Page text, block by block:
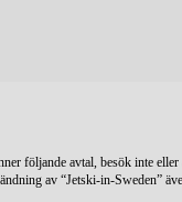
följande avtal, besök inte
av “Jetski-in-Sweden”